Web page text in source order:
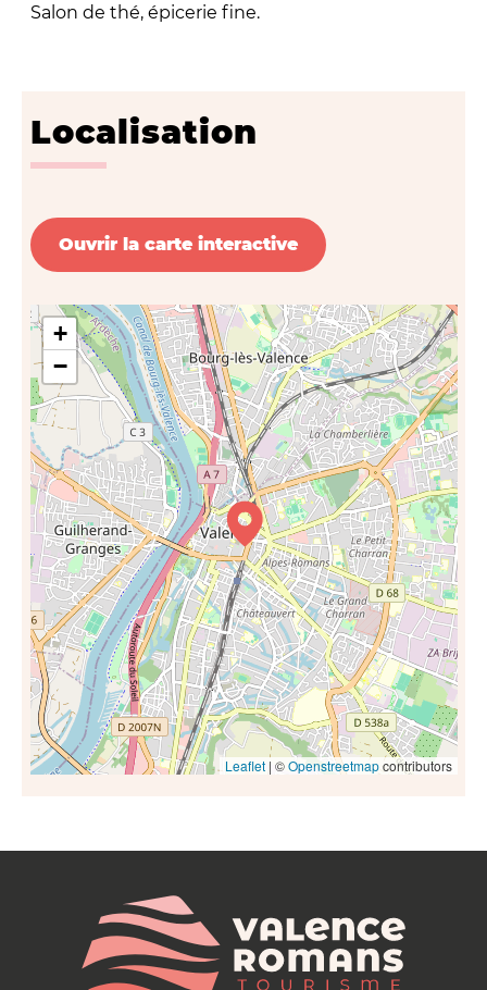
Salon de thé, épicerie fine.
Localisation
Ouvrir la carte interactive
+
−
Leaflet| ©Openstreetmapcontributors